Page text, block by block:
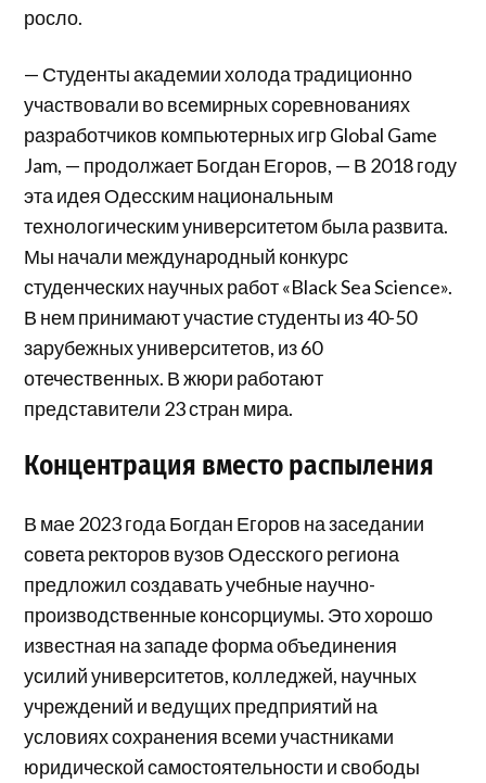
росло.
— Студенты академии холода традиционно
участвовали во всемирных соревнованиях
разработчиков компьютерных игр Global Game
Jam, — продолжает Богдан Егоров, — В 2018 году
эта идея Одесским национальным
технологическим университетом была развита.
Мы начали международный конкурс
студенческих научных работ «Black Sea Science».
В нем принимают участие студенты из 40-50
зарубежных университетов, из 60
отечественных. В жюри работают
представители 23 стран мира.
Концентрация вместо распыления
В мае 2023 года Богдан Егоров на заседании
совета ректоров вузов Одесского региона
предложил создавать учебные научно-
производственные консорциумы. Это хорошо
известная на западе форма объединения
усилий университетов, колледжей, научных
учреждений и ведущих предприятий на
условиях сохранения всеми участниками
юридической самостоятельности и свободы